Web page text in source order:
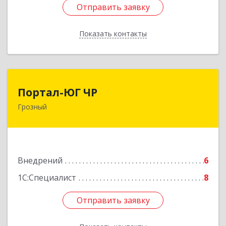
Отправить заявку
Показать контакты
Отправить заявку
Назад
Портал-ЮГ ЧР
Грозный
Внедрений
6
1С:Специалист
8
Отправить заявку
364906, Чеченская Респ, Грозный г, Путина пр-
Отправить заявку